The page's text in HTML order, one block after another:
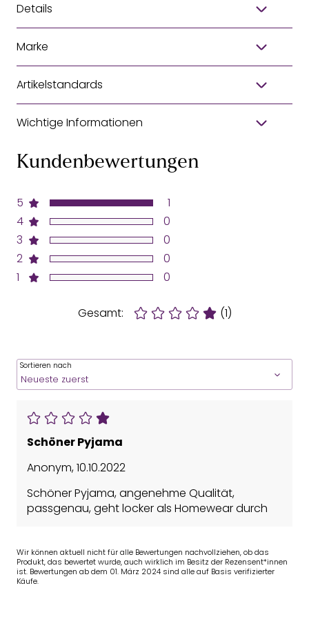
Details
Marke
Artikelstandards
Wichtige Informationen
Kundenbewertungen
5
4
3
2
1
1
0
0
0
0
Gesamt: (1)
Sortieren nach
Schöner Pyjama
Anonym,10.10.2022
Schöner Pyjama, angenehme Qualität,
passgenau, geht locker als Homewear durch
Wir können aktuell nicht für alle Bewertungen nachvollziehen, ob das
Produkt, das bewertet wurde, auch wirklich im Besitz der Rezensent*innen
ist. Bewertungen ab dem 01. März 2024 sind alle auf Basis verifizierter
Käufe.